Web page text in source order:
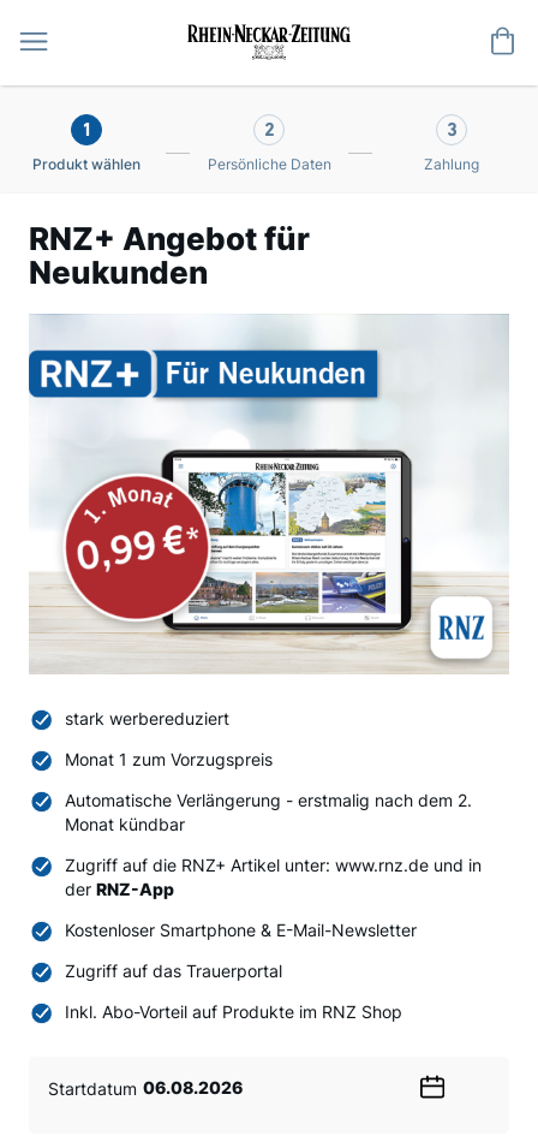
1
Produkt wählen
2
Persönliche Daten
3
Zahlung
RNZ+ Angebot für
Neukunden
stark werbereduziert
Monat 1 zum Vorzugspreis
Automatische Verlängerung - erstmalig nach dem 2.
Monat kündbar
Zugriff auf die RNZ+ Artikel unter: www.rnz.de und in
der RNZ-App
Kostenloser Smartphone & E-Mail-Newsletter
Zugriff auf das Trauerportal
Inkl. Abo-Vorteil auf Produkte im RNZ Shop
Startdatum